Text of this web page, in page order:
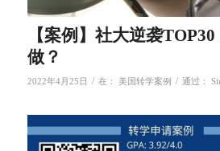
【案例】社大逆袭
做？
2022年4月25日 / 在： 美国转学案例 / 通过：